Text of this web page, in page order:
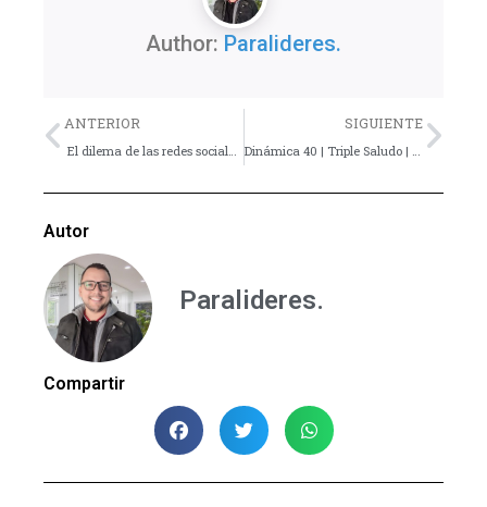
Author: Paralideres.
Previo
ANTERIOR
El dilema de las redes sociales.
SIGUIENTE
Dinámica 40 | Triple Saludo | Paralideres.org
Autor
Paralideres.
Compartir